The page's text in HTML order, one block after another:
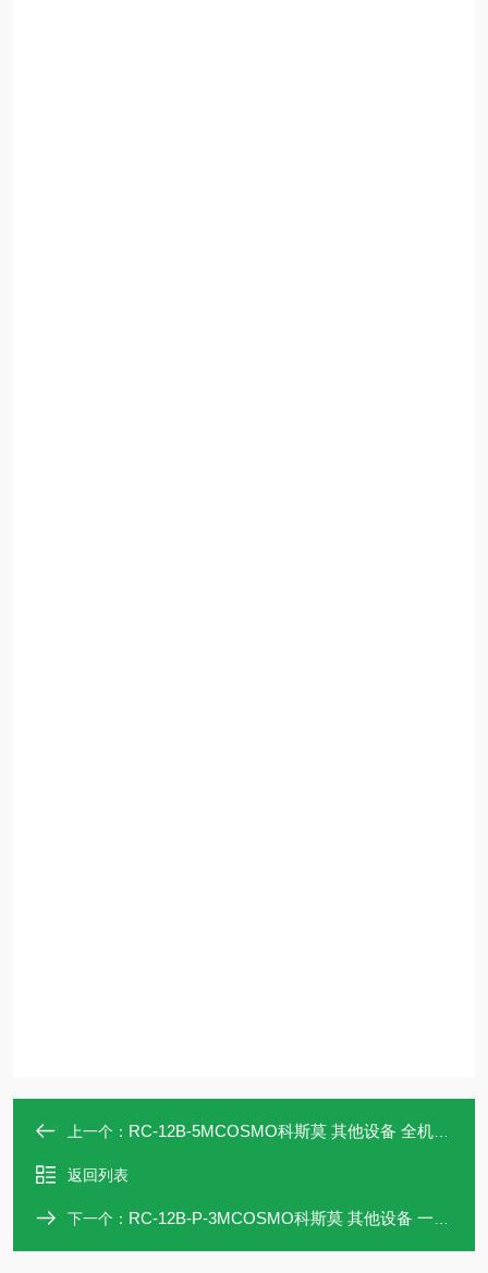
上一个： RC-12B-5MCOSMO科斯莫 其他设备 全机型通用
返回列表
下一个： RC-12B-P-3MCOSMO科斯莫 其他设备 一键配方调用